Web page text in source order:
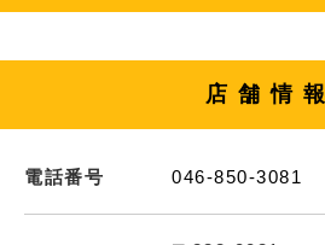
店舗情報
電話番号 046-850-3081